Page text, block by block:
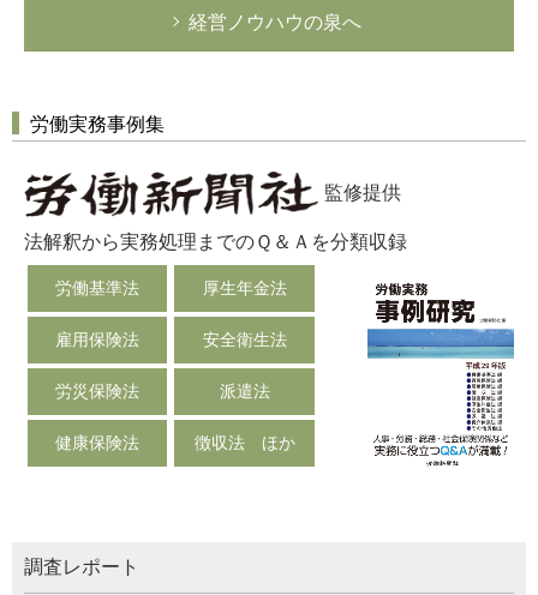
経営ノウハウの泉へ
労働実務事例集
監修提供
法解釈から実務処理までのＱ＆Ａを分類収録
労働基準法 厚生年金法
雇用保険法 安全衛生法
労災保険法 派遣法
健康保険法 徴収法 ほか
調査レポート